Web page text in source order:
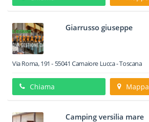
Giarrusso giuseppe
Via Roma, 191 - 55041 Camaiore Lucca -Toscana
Chiama Mappa
Camping versilia mare